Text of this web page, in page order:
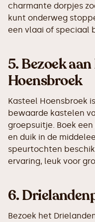
charmante dorpjes
kunt onderweg
een vlaai of speciaal
5.Bezoek
Hoensbroek
Kasteel Hoensbroek
bewaarde kastelen
groepsuitje. Boek
en duik in de
speurtochten
ervaring, leuk voor
6.
Bezoek het